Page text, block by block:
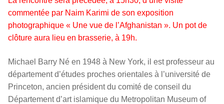
commentée par Naim Karimi de son exposition
photographique « Une vue de l’Afghanistan ». Un pot de
clôture aura lieu en brasserie, à 19h.
Michael Barry Né en 1948 à New York, il est professeur au
département d’études proches orientales à l’université de
Princeton, ancien président du comité de conseil du
Département d’art islamique du Metropolitan Museum of